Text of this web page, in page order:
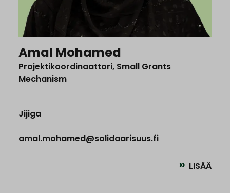
Amal Mohamed
Projektikoordinaattori, Small Grants
Mechanism
Jijiga
amal.mohamed@solidaarisuus.fi
LISÄÄ